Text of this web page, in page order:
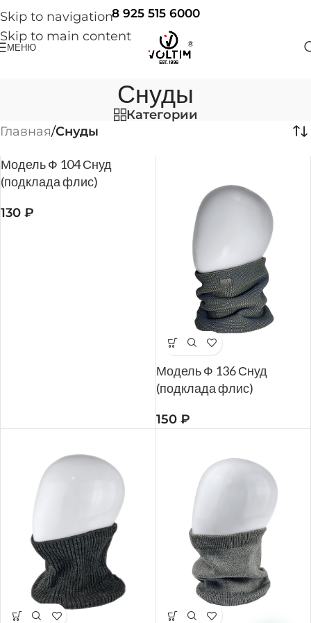
Skip to navigation
Skip to main content
8 925 515 6000
МЕНЮ
Снуды
Категории
Главная/Снуды
Модель Ф 104 Снуд
(подклада флис)
130 ₽
Модель Ф 136 Снуд
(подклада флис)
150 ₽